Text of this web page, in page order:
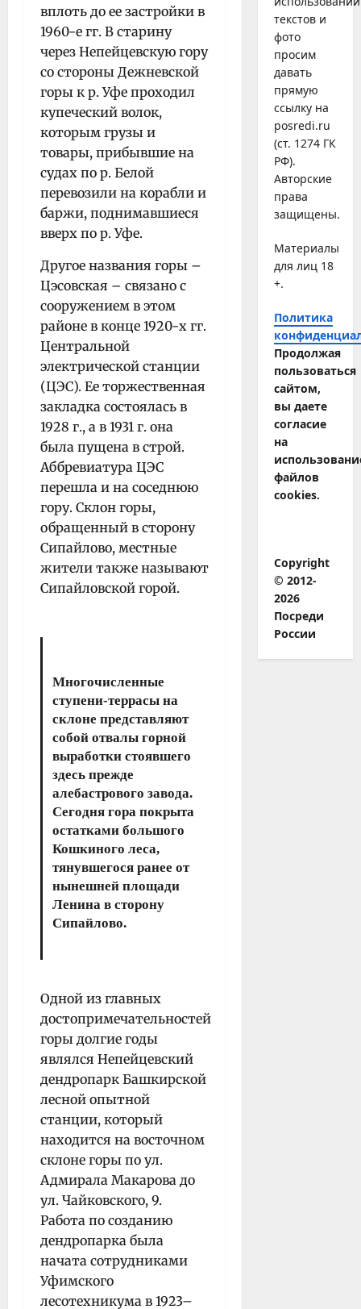
вплоть до ее застройки в
1960-е гг. В старину
через Непейцевскую гору
со стороны Дежневской
горы к р. Уфе проходил
купеческий волок,
которым грузы и
товары, прибывшие на
судах по р. Белой
перевозили на корабли и
баржи, поднимавшиеся
вверх по р. Уфе.
Другое названия горы –
Цэсовская – связано с
сооружением в этом
районе в конце 1920-х гг.
Центральной
электрической станции
(ЦЭС). Ее торжественная
закладка состоялась в
1928 г., а в 1931 г. она
была пущена в строй.
Аббревиатура ЦЭС
перешла и на соседнюю
гору. Склон горы,
обращенный в сторону
Сипайлово, местные
жители также называют
Сипайловской горой.
Многочисленные
ступени-террасы на
склоне представляют
собой отвалы горной
выработки стоявшего
здесь прежде
алебастрового завода.
Сегодня гора покрыта
остатками большого
Кошкиного леса,
тянувшегося ранее от
нынешней площади
Ленина в сторону
Сипайлово.
Одной из главных
достопримечательностей
горы долгие годы
являлся Непейцевский
дендропарк Башкирской
лесной опытной
станции, который
находится на восточном
склоне горы по ул.
Адмирала Макарова до
ул. Чайковского, 9.
Работа по созданию
дендропарка была
начата сотрудниками
Уфимского
лесотехникума в 1923–
текстов и
фото
просим
давать
прямую
ссылку на
posredi.ru
(ст. 1274 ГК
РФ).
Авторские
права
защищены.
Материалы
для лиц 18
+.
Политика
Продолжая
пользоваться
сайтом,
вы даете
согласие
на
файлов
cookies.
Copyright
© 2012-
2026
Посреди
России